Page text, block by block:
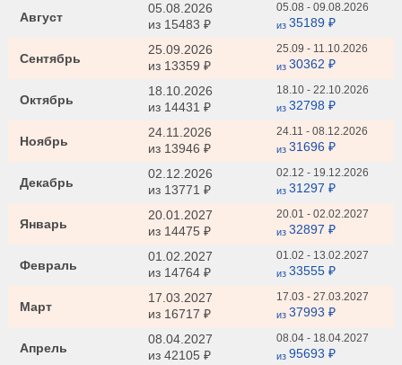
Август
05.08.2026
из 15483 ₽
05.08 - 09.08.2026
из 35189 ₽
Сентябрь
25.09.2026
из 13359 ₽
25.09 - 11.10.2026
из 30362 ₽
Октябрь
18.10.2026
из 14431 ₽
18.10 - 22.10.2026
из 32798 ₽
Ноябрь
24.11.2026
из 13946 ₽
24.11 - 08.12.2026
из 31696 ₽
Декабрь
02.12.2026
из 13771 ₽
02.12 - 19.12.2026
из 31297 ₽
Январь
20.01.2027
из 14475 ₽
20.01 - 02.02.2027
из 32897 ₽
Февраль
01.02.2027
из 14764 ₽
01.02 - 13.02.2027
из 33555 ₽
Март
17.03.2027
из 16717 ₽
17.03 - 27.03.2027
из 37993 ₽
Апрель
08.04.2027
из 42105 ₽
08.04 - 18.04.2027
из 95693 ₽